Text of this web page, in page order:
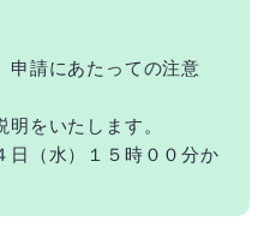
請にあたっての注意
をいたします。
（水）１５時００分か